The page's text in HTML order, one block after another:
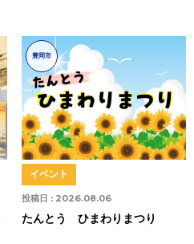
豊岡市
投稿日 : 2026.08.06
イベント
たんとう ひまわりまつり